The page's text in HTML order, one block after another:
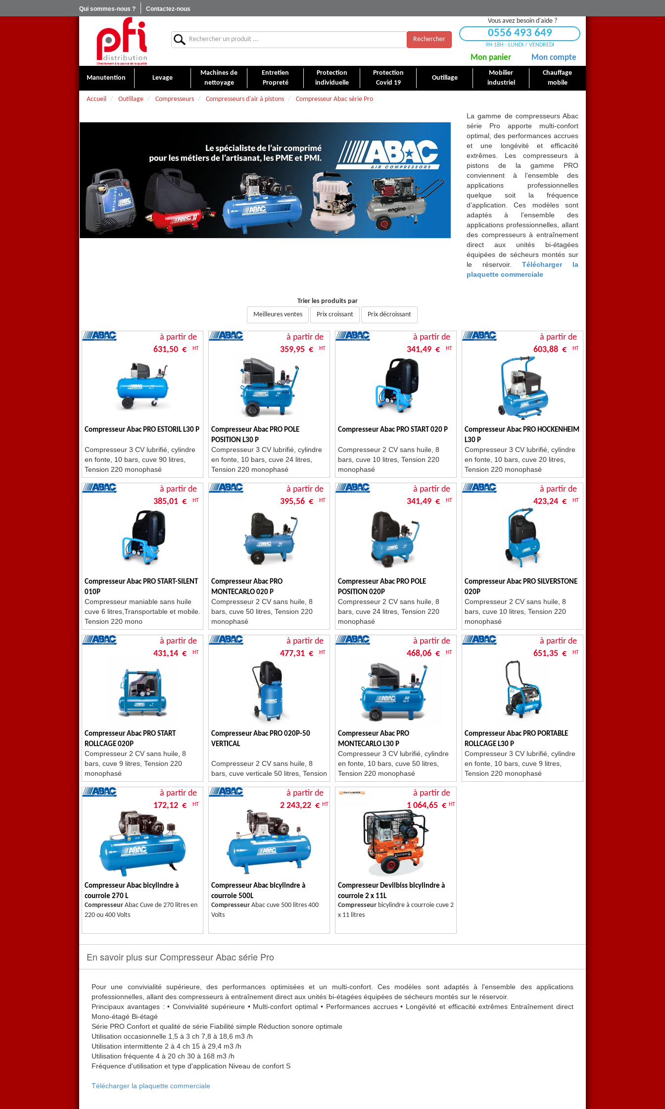
Qui sommes-nous ? Contactez-nous
Rechercher
Vous avez besoin d'aide ?
0556 493 649
9H-18H - LUNDI / VENDREDI
Mon panier Mon compte
Manutention Levage
Machines de
nettoyage
Entretien
Propreté
Protection
individuelle
Protection
Covid 19
Outillage
Mobilier
industriel
Chauffage
mobile
Accueil Outillage Compresseurs Compresseurs d'air à pistons Compresseur Abac série Pro
Compresseur Abac série Pro
Abac la gamme professionnelle
La gamme de compresseurs Abac
série Pro apporte multi-confort
optimal, des performances accrues
et une longévité et efficacité
extrêmes. Les compresseurs à
pistons de la gamme PRO
conviennent à l’ensemble des
applications professionnelles
quelque soit la fréquence
d’application. Ces modèles sont
adaptés à l’ensemble des
applications professionnelles, allant
des compresseurs à entraînement
direct aux unités bi-étagées
équipées de sécheurs montés sur
le réservoir. Télécharger la
plaquette commerciale
Trier les produits par
Meilleures ventes
Prix croissant Prix décroissant
à partir de
631,50 €
HT
Compresseur Abac PRO ESTORIL L30 P
Compresseur 3 CV lubrifié, cylindre
en fonte, 10 bars, cuve 90 litres,
Tension 220 monophasé
à partir de
359,95 €
HT
Compresseur Abac PRO POLE
POSITION L30 P
Compresseur 3 CV lubrifié, cylindre
en fonte, 10 bars, cuve 24 litres,
Tension 220 monophasé
à partir de
341,49 €
HT
Compresseur Abac PRO START 020 P
Compresseur 2 CV sans huile, 8
bars, cuve 10 litres, Tension 220
monophasé
à partir de
603,88 €
HT
Compresseur Abac PRO HOCKENHEIM
L30 P
Compresseur 3 CV lubrifié, cylindre
en fonte, 10 bars, cuve 20 litres,
Tension 220 monophasé
à partir de
385,01 €
HT
Compresseur Abac PRO START-SILENT
010P
Compresseur maniable sans huile
cuve 6 litres,Transportable et mobile.
Tension 220 mono
à partir de
395,56 €
HT
Compresseur Abac PRO
MONTECARLO 020 P
Compresseur 2 CV sans huile, 8
bars, cuve 50 litres, Tension 220
monophasé
à partir de
341,49 €
HT
Compresseur Abac PRO POLE
POSITION 020P
Compresseur 2 CV sans huile, 8
bars, cuve 24 litres, Tension 220
monophasé
à partir de
423,24 €
HT
Compresseur Abac PRO SILVERSTONE
020P
Compresseur 2 CV sans huile, 8
bars, cuve 10 litres, Tension 220
monophasé
à partir de
431,14 €
HT
Compresseur Abac PRO START
ROLLCAGE 020P
Compresseur 2 CV sans huile, 8
bars, cuve 9 litres, Tension 220
monophasé
à partir de
477,31 €
HT
Compresseur Abac PRO 020P-50
VERTICAL
Compresseur 2 CV sans huile, 8
bars, cuve verticale 50 litres, Tension
220 monophasé
à partir de
468,06 €
HT
Compresseur Abac PRO
MONTECARLO L30 P
Compresseur 3 CV lubrifié, cylindre
en fonte, 10 bars, cuve 50 litres,
Tension 220 monophasé
à partir de
651,35 €
HT
Compresseur Abac PRO PORTABLE
ROLLCAGE L30 P
Compresseur 3 CV lubrifié, cylindre
en fonte, 10 bars, cuve 9 litres,
Tension 220 monophasé
à partir de
172,12 €
HT
Compresseur Abac bicylindre à
courroie 270 L
Compresseur Abac Cuve de 270 litres en
220 ou 400 Volts
à partir de
2 243,22 € HT
Compresseur Abac bicylindre à
courroie 500L
Compresseur Abac cuve 500 litres 400
Volts
à partir de
1 064,65 € HT
Compresseur Devilbiss bicylindre à
courroie 2 x 11L
Compresseur bicylindre à courroie cuve 2
x 11 litres
En savoir plus sur Compresseur Abac série Pro
Pour une convivialité supérieure, des performances optimisées et un multi-confort. Ces modèles sont adaptés à l'ensemble des applications
professionnelles, allant des compresseurs à entraînement direct aux unités bi-étagées équipées de sécheurs montés sur le réservoir.
Principaux avantages : • Convivialité supérieure • Multi-confort optimal • Performances accrues • Longévité et efficacité extrêmes Entraînement direct
Mono-étagé Bi-étagé
Série PRO Confort et qualité de série Fiabilité simple Réduction sonore optimale
Utilisation occasionnelle 1,5 à 3 ch 7,8 à 18,6 m3 /h
Utilisation intermittente 2 à 4 ch 15 à 29,4 m3 /h
Utilisation fréquente 4 à 20 ch 30 à 168 m3 /h
Fréquence d'utilisation et type d'application Niveau de confort S
Télécharger la plaquette commerciale